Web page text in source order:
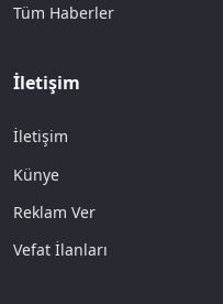
Tüm Haberler
İletişim
İletişim
Künye
Reklam Ver
Vefat İlanları